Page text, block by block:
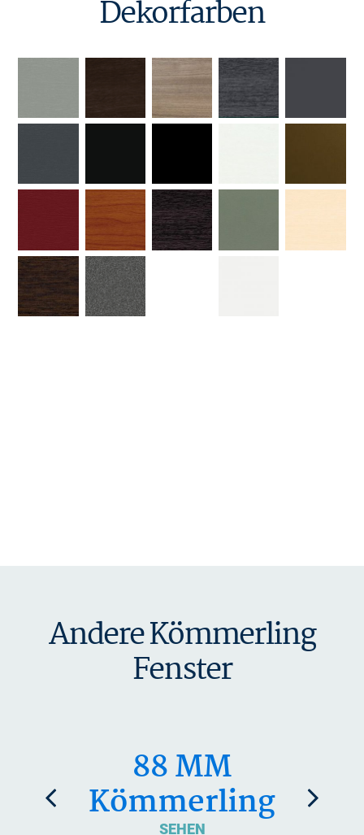
Dekorfarben
Andere Kömmerling
Fenster
88 MM
Kömmerling
SEHEN